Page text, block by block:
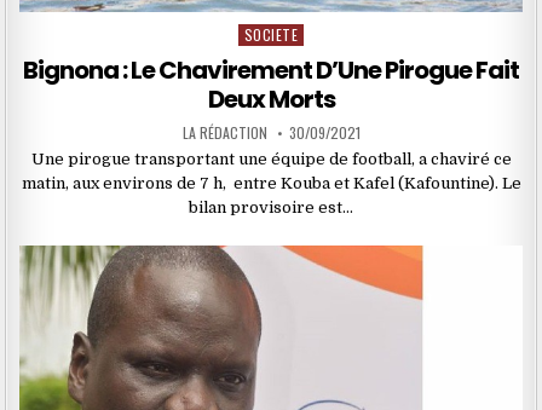
Posted
SOCIETE
Bignona : Le Chavirement D’Une Pirogue Fait
Deux Morts
LA RÉDACTION 30/09/2021
Une pirogue transportant une équipe de football, a chaviré ce
matin, aux environs de 7 h, entre Kouba et Kafel (Kafountine). Le
bilan provisoire est…